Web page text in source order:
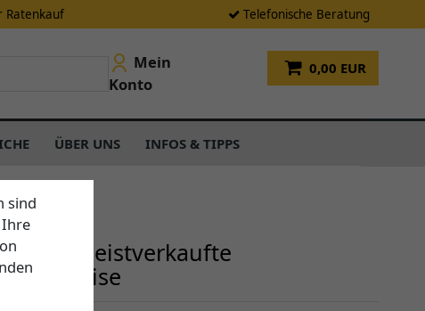
Ratenkauf Telefonische Beratung
0,00 EUR
Mein
Konto
ÜBER UNS INFOS & TIPPS
meistverkaufte
sind
Ihre